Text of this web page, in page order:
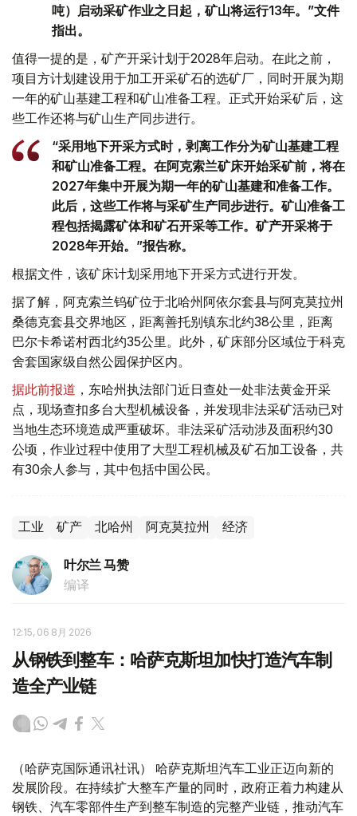
吨）启动采矿作业之日起，矿山将运行13年。”文件
指出。
值得一提的是，矿产开采计划于2028年启动。在此之前，
项目方计划建设用于加工开采矿石的选矿厂，同时开展为期
一年的矿山基建工程和矿山准备工程。正式开始采矿后，这
些工作还将与矿山生产同步进行。
“采用地下开采方式时，剥离工作分为矿山基建工程
和矿山准备工程。在阿克索兰矿床开始采矿前，将在
2027年集中开展为期一年的矿山基建和准备工作。
此后，这些工作将与采矿生产同步进行。矿山准备工
程包括揭露矿体和矿石开采等工作。矿产开采将于
2028年开始。”报告称。
根据文件，该矿床计划采用地下开采方式进行开发。
据了解，阿克索兰钨矿位于北哈州阿依尔套县与阿克莫拉州
桑德克套县交界地区，距离善托别镇东北约38公里，距离
巴尔卡希诺村西北约35公里。此外，矿床部分区域位于科克
舍套国家级自然公园保护区内。
据此前报道 ，东哈州执法部门近日查处一处非法黄金开采
点，现场查扣多台大型机械设备，并发现非法采矿活动已对
当地生态环境造成严重破坏。非法采矿活动涉及面积约30
公顷，作业过程中使用了大型工程机械及矿石加工设备，共
有30余人参与，其中包括中国公民。
工业 矿产 北哈州 阿克莫拉州 经济
叶尔兰 马赞
编译
12:15, 06 8月 2026
从钢铁到整车：哈萨克斯坦加快打造汽车制
造全产业链
（哈萨克国际通讯社讯） 哈萨克斯坦汽车工业正迈向新的
发展阶段。在持续扩大整车产量的同时，政府正着力构建从
钢铁、汽车零部件生产到整车制造的完整产业链，推动汽车